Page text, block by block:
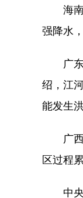
海南
强降水
广东
绍，江
能发生洪
广西
区过程
中央